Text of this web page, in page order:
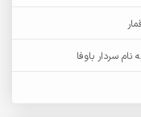
مستشیری
نظری
سردار باوفا